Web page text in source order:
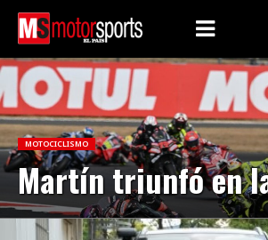
MOTOCICLISMO
Martín triunfó en